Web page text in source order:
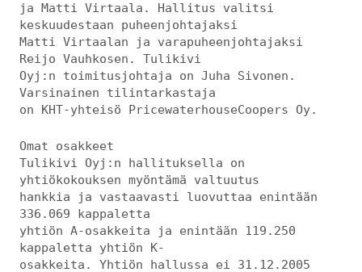
ja Matti Virtaala. Hallitus valitsi
keskuudestaan puheenjohtajaksi
Matti Virtaalan ja varapuheenjohtajaksi
Reijo Vauhkosen. Tulikivi
Oyj:n toimitusjohtaja on Juha Sivonen.
Varsinainen tilintarkastaja
on KHT-yhteisö PricewaterhouseCoopers Oy.
Omat osakkeet
Tulikivi Oyj:n hallituksella on
yhtiökokouksen myöntämä valtuutus
hankkia ja vastaavasti luovuttaa enintään
336.069 kappaletta
yhtiön A-osakkeita ja enintään 119.250
kappaletta yhtiön K-
osakkeita. Yhtiön hallussa ei 31.12.2005